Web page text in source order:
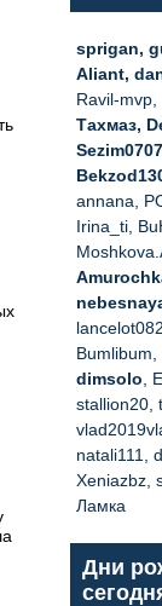
sprigan,
Aliant,
Ravil-mvp,
Тахмаз,
annana,
Irina_ti,
Bumlibum,
dimsolo ,
stallion20,
natali111,
Xeniazbz,
Ламка
Дни